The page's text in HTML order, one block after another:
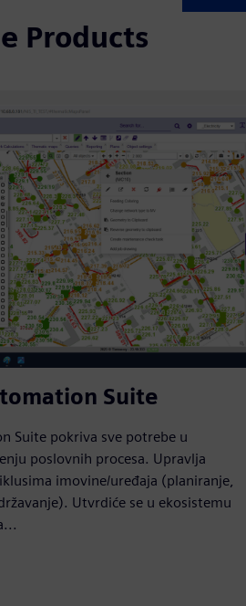
Products
Suite
Suite pokriva sve potrebe u
poslovnih procesa. Upravlja
imovine/uređaja (planiranje,
Utvrdiće se u ekosistemu